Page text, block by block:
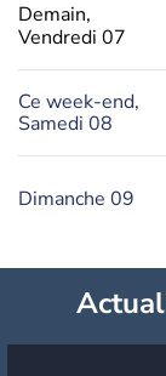
Demain,
Vendredi 07
Ce week-end,
Samedi 08
Dimanche 09